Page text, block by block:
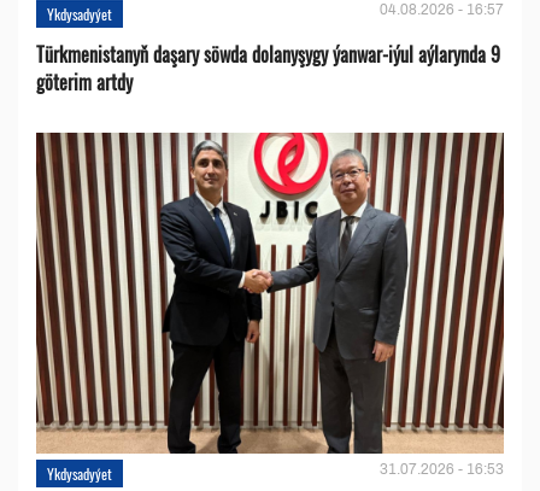
Ykdysadyýet 04.08.2026 - 16:57
Türkmenistanyň daşary söwda dolanyşygy ýanwar-iýul aýlarynda 9
göterim artdy
Ykdysadyýet 31.07.2026 - 16:53